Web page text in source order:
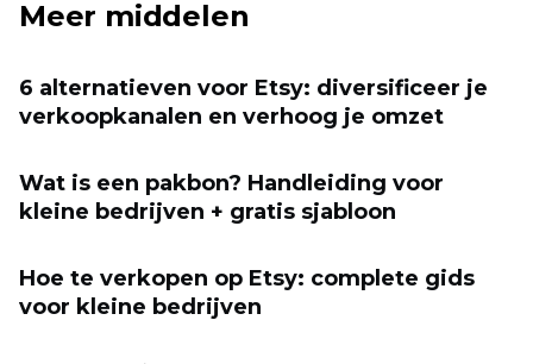
Meer middelen
6 alternatieven voor Etsy: diversificeer je
verkoopkanalen en verhoog je omzet
Wat is een pakbon? Handleiding voor
kleine bedrijven + gratis sjabloon
Hoe te verkopen op Etsy: complete gids
voor kleine bedrijven